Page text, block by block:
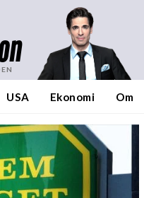
USA Ekonomi Om